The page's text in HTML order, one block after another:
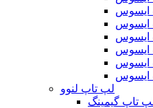
لپ تاپ لنوو